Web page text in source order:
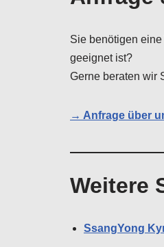
Sie benötigen
geeignet ist?
Gerne beraten wir
→ Anfrage über
Weitere
SsangYong